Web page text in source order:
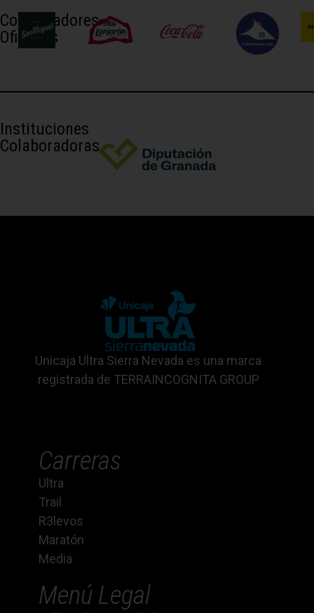
Colaboradores
Oficiales
Instituciones
Colaboradoras
Unicaja Ultra Sierra Nevada es una marca
registrada de TERRAINCOGNITA GROUP
Carreras
Ultra
Trail
R3levos
Maratón
Media
Menú Legal